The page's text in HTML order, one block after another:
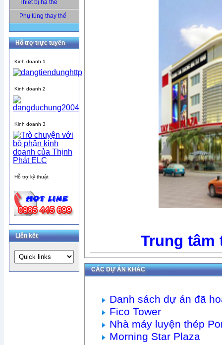
Thiết bị hạ thế
Phụ tùng thay thế
Hỗ trợ trực tuyến
Kinh doanh 1
Kinh doanh 2
Kinh doanh 3
Hỗ trợ kỹ thuật
Liên kết Trung tâm
CÁC DỰ ÁN KHÁC
Danh sách dự án đã
Fico Tower
Nhà máy luyện thép
Morning Star Plaza